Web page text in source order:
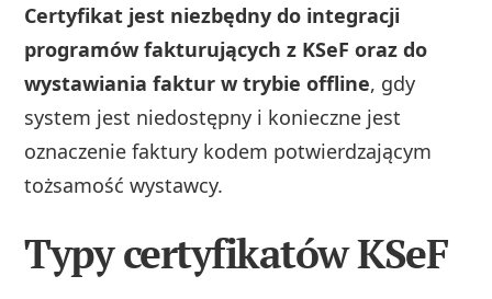
Certyfikat jest niezbędny do integracji
programów fakturujących z KSeF oraz do
wystawiania faktur w trybie offline, gdy
system jest niedostępny i konieczne jest
oznaczenie faktury kodem potwierdzającym
tożsamość wystawcy.
Typy certyfikatów KSeF